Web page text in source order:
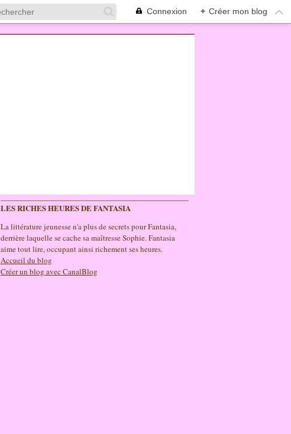
Connexion + Créer mon blog
LES RICHES HEURES DE FANTASIA
La littérature jeunesse n'a plus de secrets pour Fantasia,
derrière laquelle se cache sa maîtresse Sophie. Fantasia
aime tout lire, occupant ainsi richement ses heures.
Accueil du blog
Créer un blog avec CanalBlog